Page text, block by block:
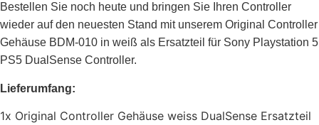
Bestellen Sie noch heute und bringen Sie Ihren Controller
wieder auf den neuesten Stand mit unserem Original Controller
Gehäuse BDM-010 in weiß als Ersatzteil für Sony Playstation 5
PS5 DualSense Controller.
Lieferumfang:
1x Original Controller Gehäuse weiss DualSense Ersatzteil